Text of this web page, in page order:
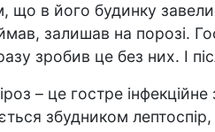
що в його будинку
залишав на порозі.
зробив це без них. І
– це гостре
збудником